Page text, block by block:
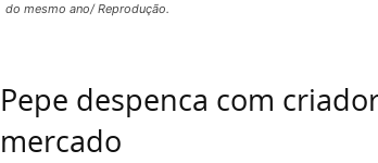
do mesmo ano/ Reprodução.
Pepe despenca com
mercado